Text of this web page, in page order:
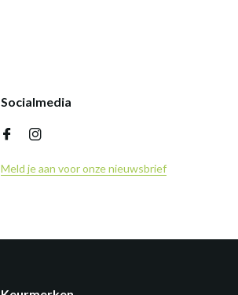
Socialmedia
Meld je aan voor onze nieuwsbrief